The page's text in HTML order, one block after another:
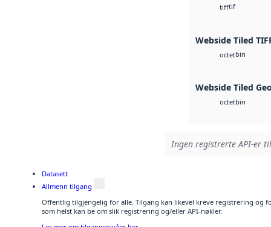
tifftif
Webside Tiled
octetbin
Webside Tiled
octetbin
Ingen registrerte API-er
Datasett
Allmenn tilgang
Offentlig tilgjengelig for alle. Tilgang kan likevel kreve registrering og
som helst kan be om slik registrering og/eller API-nøkler.